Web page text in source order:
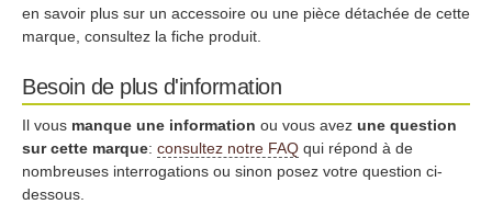
en savoir plus sur un accessoire ou une pièce détachée de cette
marque, consultez la fiche produit.
Besoin de plus d'information
Il vous manque une information ou vous avez une question
sur cette marque: consultez notre FAQ qui répond à de
nombreuses interrogations ou sinon posez votre question ci-
dessous.